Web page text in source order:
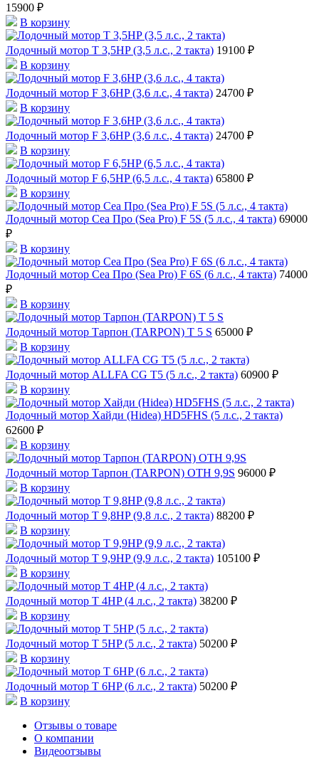
15900 ₽
В корзину
Лодочный мотор T 3,5HP (3,5 л.с., 2 такта) 19100 ₽
В корзину
Лодочный мотор F 3,6HP (3,6 л.с., 4 такта) 24700 ₽
В корзину
Лодочный мотор F 3,6HP (3,6 л.с., 4 такта) 24700 ₽
В корзину
Лодочный мотор F 6,5HP (6,5 л.с., 4 такта) 65800 ₽
В корзину
Лодочный мотор Сеа Про (Sea Pro) F 5S (5 л.с., 4 такта) 69000
₽
В корзину
Лодочный мотор Сеа Про (Sea Pro) F 6S (6 л.с., 4 такта) 74000
₽
В корзину
Лодочный мотор Тарпон (TARPON) T 5 S 65000 ₽
В корзину
Лодочный мотор ALLFA CG T5 (5 л.с., 2 такта) 60900 ₽
В корзину
Лодочный мотор Хайди (Hidea) HD5FHS (5 л.с., 2 такта)
62600 ₽
В корзину
Лодочный мотор Тарпон (TARPON) OTH 9,9S 96000 ₽
В корзину
Лодочный мотор T 9,8HP (9,8 л.с., 2 такта) 88200 ₽
В корзину
Лодочный мотор T 9,9HP (9,9 л.с., 2 такта) 105100 ₽
В корзину
Лодочный мотор T 4HP (4 л.с., 2 такта) 38200 ₽
В корзину
Лодочный мотор T 5HP (5 л.с., 2 такта) 50200 ₽
В корзину
Лодочный мотор T 6HP (6 л.с., 2 такта) 50200 ₽
В корзину
Отзывы о товаре
О компании
Видеоотзывы